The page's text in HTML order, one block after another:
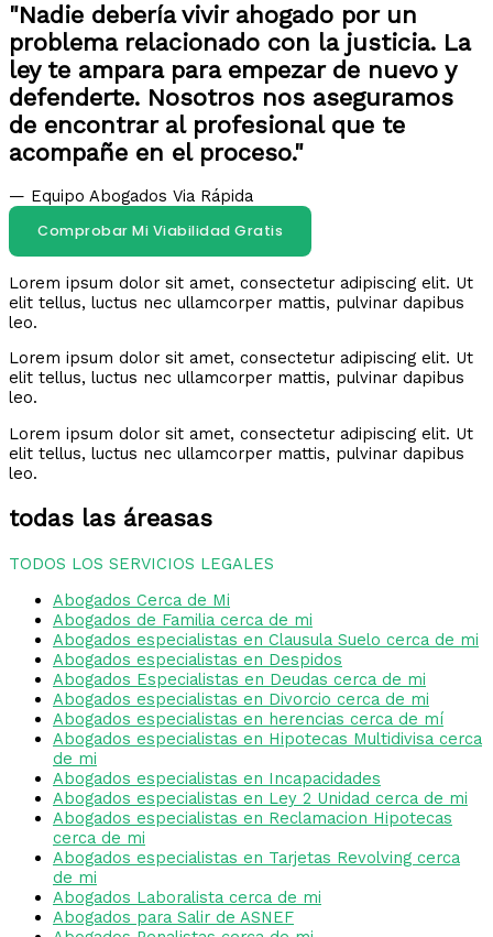
"Nadie debería vivir ahogado por un
problema relacionado con la justicia. La
ley te ampara para empezar de nuevo y
defenderte. Nosotros nos aseguramos
de encontrar al profesional que te
acompañe en el proceso."
— Equipo Abogados Via Rápida
Comprobar Mi Viabilidad Gratis
Lorem ipsum dolor sit amet, consectetur adipiscing elit. Ut
elit tellus, luctus nec ullamcorper mattis, pulvinar dapibus
leo.
Lorem ipsum dolor sit amet, consectetur adipiscing elit. Ut
elit tellus, luctus nec ullamcorper mattis, pulvinar dapibus
leo.
Lorem ipsum dolor sit amet, consectetur adipiscing elit. Ut
elit tellus, luctus nec ullamcorper mattis, pulvinar dapibus
leo.
todas las áreasas
TODOS LOS SERVICIOS LEGALES
Abogados Cerca de Mi
Abogados de Familia cerca de mi
Abogados especialistas en Clausula Suelo cerca de mi
Abogados especialistas en Despidos
Abogados Especialistas en Deudas cerca de mi
Abogados especialistas en Divorcio cerca de mi
Abogados especialistas en herencias cerca de mí
Abogados especialistas en Hipotecas Multidivisa cerca
de mi
Abogados especialistas en Incapacidades
Abogados especialistas en Ley 2 Unidad cerca de mi
Abogados especialistas en Reclamacion Hipotecas
cerca de mi
Abogados especialistas en Tarjetas Revolving cerca
de mi
Abogados Laboralista cerca de mi
Abogados para Salir de ASNEF